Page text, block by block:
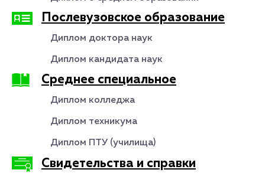
Послевузовское образование
Диплом доктора наук
Диплом кандидата наук
Среднее специальное
Диплом колледжа
Диплом техникума
Диплом ПТУ (училища)
Свидетельства и справки